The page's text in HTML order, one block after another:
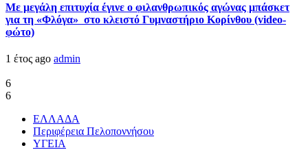
Με μεγάλη επιτυχία έγινε ο φιλανθρωπικός αγώνας μπάσκετ
για τη «Φλόγα» στο κλειστό Γυμναστήριο Κορίνθου (video-
φώτο)
1 έτος ago admin
6
6
ΕΛΛΑΔΑ
Περιφέρεια Πελοποννήσου
ΥΓΕΙΑ